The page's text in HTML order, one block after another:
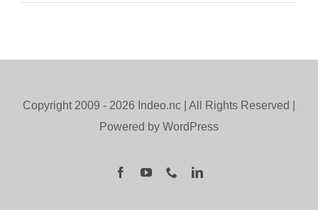
Copyright 2009 - 2026 Indeo.nc | All Rights Reserved |
Powered by WordPress
FacebookYouTubeTéléphoneLinkedIn